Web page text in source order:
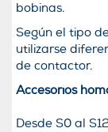
bobinas.
Según el tipo
utilizarse
de contactor.
Accesorios
Desde S0 al